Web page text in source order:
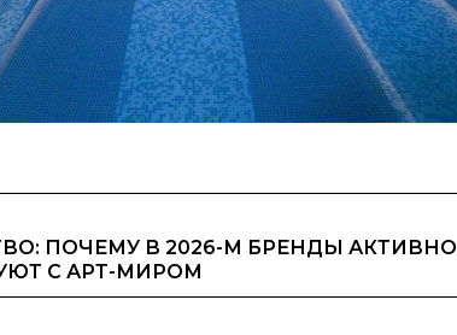
ПОЧЕМУ В 2026-М БРЕНДЫ АКТИВНО
С АРТ-МИРОМ